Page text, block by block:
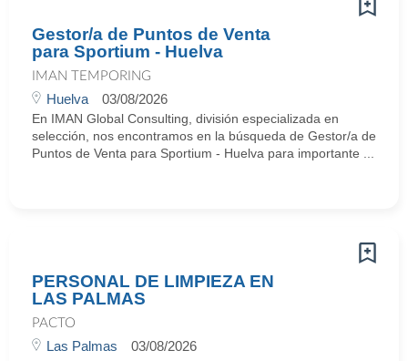
Gestor/a de Puntos de Venta
para Sportium - Huelva
IMAN TEMPORING
Huelva 03/08/2026
En IMAN Global Consulting, división especializada en
selección, nos encontramos en la búsqueda de Gestor/a de
Puntos de Venta para Sportium - Huelva para importante ...
PERSONAL DE LIMPIEZA EN
LAS PALMAS
PACTO
Las Palmas 03/08/2026